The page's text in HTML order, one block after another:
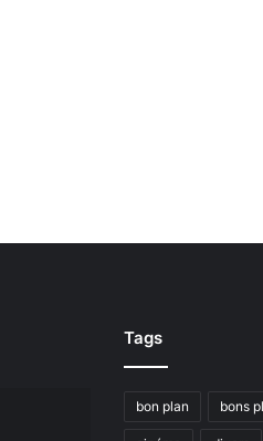
Tags
bon plan bons